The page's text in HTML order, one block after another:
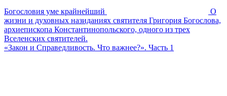
Богословия уме крайнейший
О
жизни и духовных назиданиях святителя Григория Богослова,
архиепископа Константинопольского, одного из трех
Вселенских святителей.
«Закон и Справедливость. Что важнее?». Часть 1